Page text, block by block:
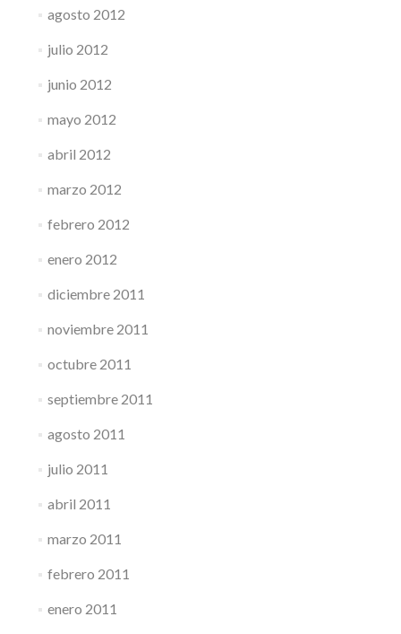
agosto 2012
julio 2012
junio 2012
mayo 2012
abril 2012
marzo 2012
febrero 2012
enero 2012
diciembre 2011
noviembre 2011
octubre 2011
septiembre 2011
agosto 2011
julio 2011
abril 2011
marzo 2011
febrero 2011
enero 2011